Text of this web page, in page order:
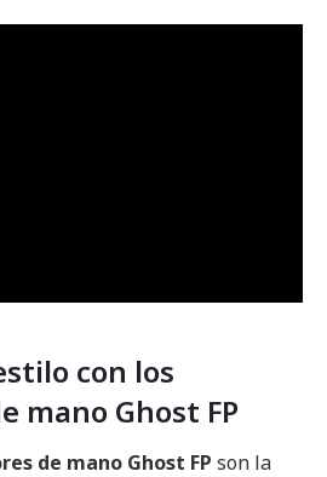
con los
mano Ghost FP
de mano Ghost FP son la